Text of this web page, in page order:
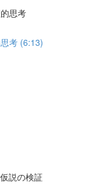
思考
考 (6:13)
説の検証